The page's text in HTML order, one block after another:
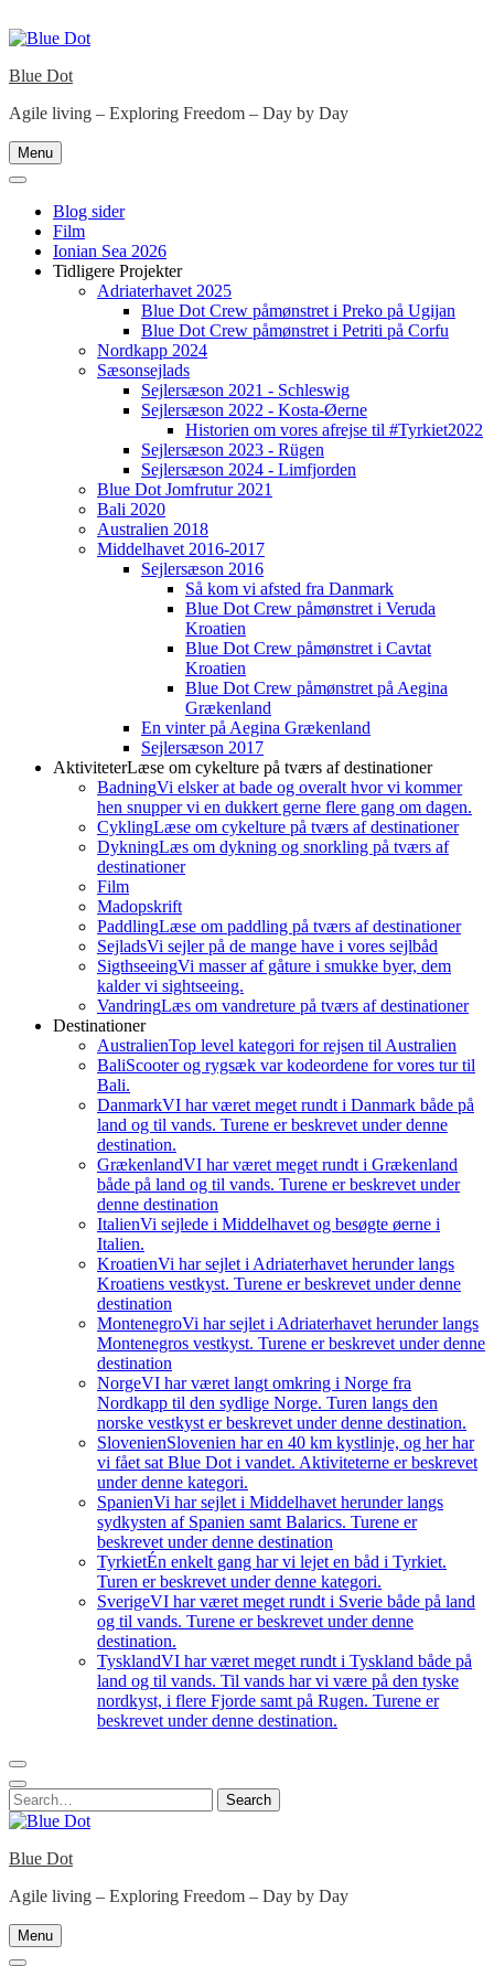
to
Blue Dot
Agile living – Exploring Freedom – Day by Day
Menu
Blog sider
Film
Ionian Sea 2026
Tidligere Projekter
Adriaterhavet 2025
Blue Dot Crew påmønstret i Preko på Ugijan
Blue Dot Crew påmønstret i Petriti på Corfu
Nordkapp 2024
Sæsonsejlads
Sejlersæson 2021 - Schleswig
Sejlersæson 2022 - Kosta-Øerne
Historien om vores afrejse til #Tyrkiet2022
Sejlersæson 2023 - Rügen
Sejlersæson 2024 - Limfjorden
Blue Dot Jomfrutur 2021
Bali 2020
Australien 2018
Middelhavet 2016-2017
Sejlersæson 2016
Så kom vi afsted fra Danmark
Blue Dot Crew påmønstret i Veruda
Kroatien
Blue Dot Crew påmønstret i Cavtat
Kroatien
Blue Dot Crew påmønstret på Aegina
Grækenland
En vinter på Aegina Grækenland
Sejlersæson 2017
AktiviteterLæse om cykelture på tværs af destinationer
BadningVi elsker at bade og overalt hvor vi kommer
hen snupper vi en dukkert gerne flere gang om dagen.
CyklingLæse om cykelture på tværs af destinationer
DykningLæs om dykning og snorkling på tværs af
destinationer
Film
Madopskrift
PaddlingLæse om paddling på tværs af destinationer
SejladsVi sejler på de mange have i vores sejlbåd
SigthseeingVi masser af gåture i smukke byer, dem
kalder vi sightseeing.
VandringLæs om vandreture på tværs af destinationer
Destinationer
AustralienTop level kategori for rejsen til Australien
BaliScooter og rygsæk var kodeordene for vores tur til
Bali.
DanmarkVI har været meget rundt i Danmark både på
land og til vands. Turene er beskrevet under denne
destination.
GrækenlandVI har været meget rundt i Grækenland
både på land og til vands. Turene er beskrevet under
denne destination
ItalienVi sejlede i Middelhavet og besøgte øerne i
Italien.
KroatienVi har sejlet i Adriaterhavet herunder langs
Kroatiens vestkyst. Turene er beskrevet under denne
destination
MontenegroVi har sejlet i Adriaterhavet herunder langs
Montenegros vestkyst. Turene er beskrevet under denne
destination
NorgeVI har været langt omkring i Norge fra
Nordkapp til den sydlige Norge. Turen langs den
norske vestkyst er beskrevet under denne destination.
SlovenienSlovenien har en 40 km kystlinje, og her har
vi fået sat Blue Dot i vandet. Aktiviteterne er beskrevet
under denne kategori.
SpanienVi har sejlet i Middelhavet herunder langs
sydkysten af Spanien samt Balarics. Turene er
beskrevet under denne destination
TyrkietÉn enkelt gang har vi lejet en båd i Tyrkiet.
Turen er beskrevet under denne kategori.
SverigeVI har været meget rundt i Sverie både på land
og til vands. Turene er beskrevet under denne
destination.
TysklandVI har været meget rundt i Tyskland både på
land og til vands. Til vands har vi være på den tyske
nordkyst, i flere Fjorde samt på Rugen. Turene er
beskrevet under denne destination.
Search
for:
Search
Blue Dot
Agile living – Exploring Freedom – Day by Day
Menu